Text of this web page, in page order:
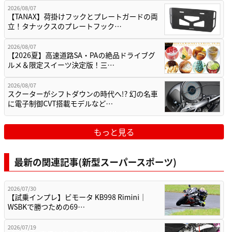
2026/08/07
【TANAX】荷掛けフックとプレートガードの両
立！タナックスのプレートフック…
2026/08/07
【2026夏】高速道路SA・PAの絶品ドライブグ
ルメ＆限定スイーツ決定版！三…
2026/08/07
スクーターがシフトダウンの時代へ!? 幻の名車
に電子制御CVT搭載モデルなど…
もっと見る
最新の関連記事(新型スーパースポーツ)
2026/07/30
【試乗インプレ】ビモータ KB998 Rimini｜
WSBKで勝つための69…
2026/07/19